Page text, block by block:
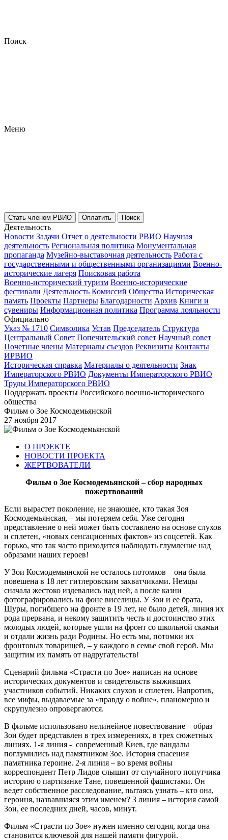
Поиск
Меню
Стать членом РВИО Оплатить Поиск
Деятельность
Новости Задачи Отчет о деятельности РВИО Научная
деятельность Региональная политика Монументальная
пропаганда Музейно-выставочная деятельность Работа с
государственными и общественными организациями Военно-
исторические лагеря Поисковая работа
Военно-исторический туризм Военно-исторические
фестивали Деятельность Комиссий Общества Историческая
память Проекты Партнеры Благодарности Архив Книги и
сувениры Информационная политика Программа лояльности
Официально
Указ № 1710 Символика Устав Председатель Структура
Центральный Совет Попечительский совет Научный совет
Почетные члены Материалы съездов Реквизиты Контакты
ИРВИО
Историческая справка Материалы о деятельности Знак
Императорского РВИО Документы Императорского РВИО
Труды Императорского РВИО
Поддержать проекты Российского военно-исторического
общества
Фильм о Зое Космодемьянской
27 ноября 2017
О ПРОЕКТЕ
НОВОСТИ ПРОЕКТА
ЖЕРТВОВАТЕЛИ
Фильм о Зое Космодемьянской – сбор народных
пожертвований
Если вырастет поколение, не знающее, кто такая Зоя
Космодемьянская, – мы потеряем себя. Уже сегодня
представление о ней может быть составлено на основе слухов
и сплетен, «новых сенсационных фактов» из соцсетей. Как
горько, что так часто приходится наблюдать глумление над
образами наших героев!
У Зои Космодемьянской не осталось потомков – она была
повешена в 18 лет гитлеровским захватчиками. Немцы
сначала жестоко издевались над ней, а после казни
фотографировались на фоне виселицы. У Зои и ее брата,
Шуры, погибшего на фронте в 19 лет, не было детей, линия их
рода прервана, и некому защитить честь и достоинство этих
молодых людей, которые ушли на фронт со школьной скамьи
и отдали жизнь ради Родины. Но есть мы, потомки их
фронтовых товарищей, – у каждого в семье свой герой. Мы
защитим их память от надругательств!
Сценарий фильма «Страсти по Зое» написан на основе
исторических документов и свидетельств выживших
участников событий. Никаких слухов и сплетен. Напротив,
все мифы, выдаваемые за «правду о войне», планомерно и
скрупулезно опровергаются.
В фильме использовано нелинейное повествование – образ
Зои будет представлен в трех измерениях, в трех сюжетных
линиях. 1-я линия - современный Киев, где вандалы
поглумились над памятником Зое. История спасения
памятника героине. 2-я линия – во время войны
корреспондент Петр Лидов слышит от случайного попутчика
историю о партизанке Тане, повешенной фашистами. Он
ведет собственное расследование, пытаясь узнать – кто она,
героиня, назвавшаяся этим именем? 3 линия – история самой
Зои, ее последних дней, часов, минут.
Фильм «Страсти по Зое» нужен именно сегодня, когда она
становится ключевой для нашей памяти фигурой.